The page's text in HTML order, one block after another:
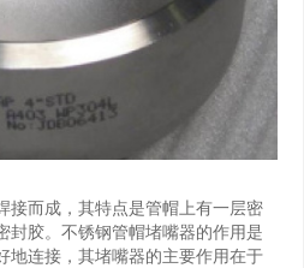
接而成，其特点是管帽上有一层密
封胶。不锈钢管帽堵嘴器的作用是
地连接，其堵嘴器的主要作用在于